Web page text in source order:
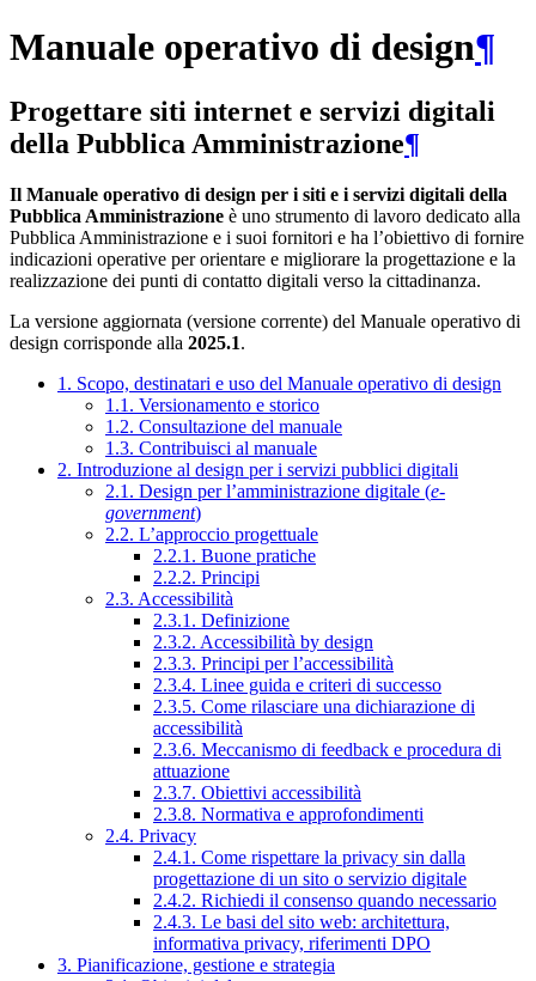
Manuale operativo di design¶
Progettare siti internet e servizi digitali
della Pubblica Amministrazione¶
Il Manuale operativo di design per i siti e i servizi digitali della
Pubblica Amministrazione è uno strumento di lavoro dedicato alla
Pubblica Amministrazione e i suoi fornitori e ha l’obiettivo di fornire
indicazioni operative per orientare e migliorare la progettazione e la
realizzazione dei punti di contatto digitali verso la cittadinanza.
La versione aggiornata (versione corrente) del Manuale operativo di
design corrisponde alla 2025.1.
1. Scopo, destinatari e uso del Manuale operativo di design
1.1. Versionamento e storico
1.2. Consultazione del manuale
1.3. Contribuisci al manuale
2. Introduzione al design per i servizi pubblici digitali
2.1. Design per l’amministrazione digitale (e-
government)
2.2. L’approccio progettuale
2.2.1. Buone pratiche
2.2.2. Principi
2.3. Accessibilità
2.3.1. Definizione
2.3.2. Accessibilità by design
2.3.3. Principi per l’accessibilità
2.3.4. Linee guida e criteri di successo
2.3.5. Come rilasciare una dichiarazione di
accessibilità
2.3.6. Meccanismo di feedback e procedura di
attuazione
2.3.7. Obiettivi accessibilità
2.3.8. Normativa e approfondimenti
2.4. Privacy
2.4.1. Come rispettare la privacy sin dalla
progettazione di un sito o servizio digitale
2.4.2. Richiedi il consenso quando necessario
2.4.3. Le basi del sito web: architettura,
informativa privacy, riferimenti DPO
3. Pianificazione, gestione e strategia